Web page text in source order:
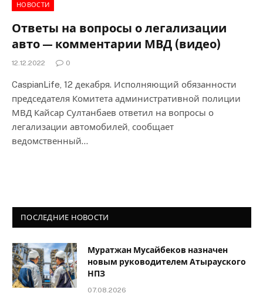
НОВОСТИ
Ответы на вопросы о легализации
авто — комментарии МВД (видео)
12.12.2022 0
CaspianLife, 12 декабря. Исполняющий обязанности
председателя Комитета административной полиции
МВД Кайсар Султанбаев ответил на вопросы о
легализации автомобилей, сообщает
ведомственный…
ПОСЛЕДНИЕ НОВОСТИ
Муратжан Мусайбеков назначен
новым руководителем Атырауского
НПЗ
07.08.2026